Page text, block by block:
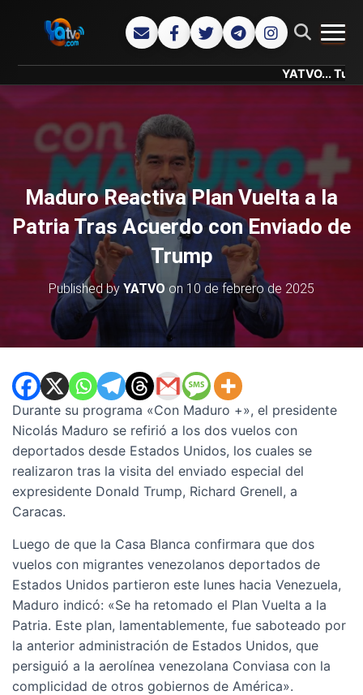
YATVO... Tu Canal
Maduro Reactiva Plan Vuelta a la
Patria Tras Acuerdo con Enviado de
Trump
Published byYATVO on 10 de febrero de 2025
Durante su programa «Con Maduro +», el presidente
Nicolás Maduro se refirió a los dos vuelos con
deportados desde Estados Unidos, los cuales se
realizaron tras la visita del enviado especial del
expresidente Donald Trump, Richard Grenell, a
Caracas.
Luego de que la Casa Blanca confirmara que dos
vuelos con migrantes venezolanos deportados de
Estados Unidos partieron este lunes hacia Venezuela,
Maduro indicó: «Se ha retomado el Plan Vuelta a la
Patria. Este plan, lamentablemente, fue saboteado por
la anterior administración de Estados Unidos, que
persiguió a la aerolínea venezolana Conviasa con la
complicidad de otros gobiernos de América».